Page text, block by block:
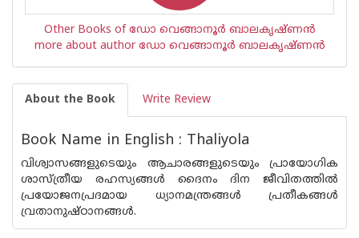
Other Books of ഡോ വെങ്ങാനൂര്‍ ബാലകൃഷ്ണന്‍
more about author ഡോ വെങ്ങാനൂര്‍ ബാലകൃഷ്ണന്‍
About the Book Write Review
Book Name in English : Thaliyola
വിശ്വാസങ്ങളുടെയും ആചാരങ്ങളുടെയും പ്രായോഗിക
ശാസ്ത്രീയ രഹസ്യങ്ങള്‍ ദൈനം ദിന ജീവിതത്തില്‍
പ്രയോജനപ്രദമായ ധ്യാനമന്ത്രങ്ങള്‍ പ്രതീകങ്ങള്‍
വ്രതാനുഷ്ഠാനങ്ങള്‍.